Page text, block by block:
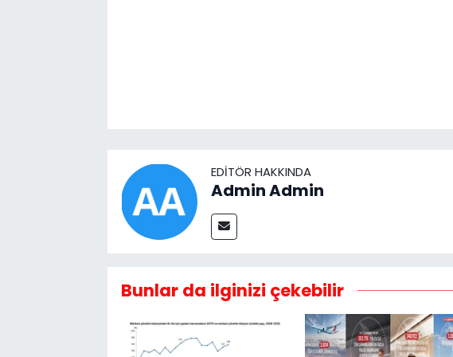
EDITÖR HAKKINDA
Admin Admin
Bunlar da ilginizi çekebilir